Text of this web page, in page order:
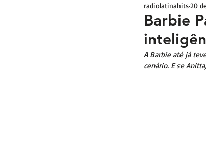
Eventos Outras
Destaque Principal
Barbie
radiolatinahits20
A Barbie até já
cenário. E se